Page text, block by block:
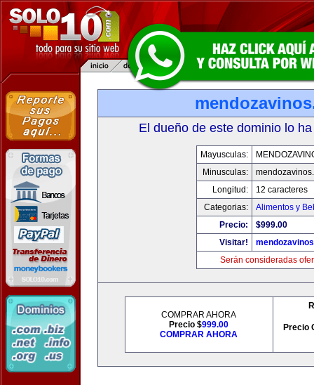
El dueño de este dominio lo
Mayusculas:
Minusculas:
Longitud:
12 caracteres
Categorias:
Alimentos y
Precio:
$999.00
Visitar!
Serán consideradas
COMPRAR AHORA
Precio $999.00
COMPRAR AHORA
Precio